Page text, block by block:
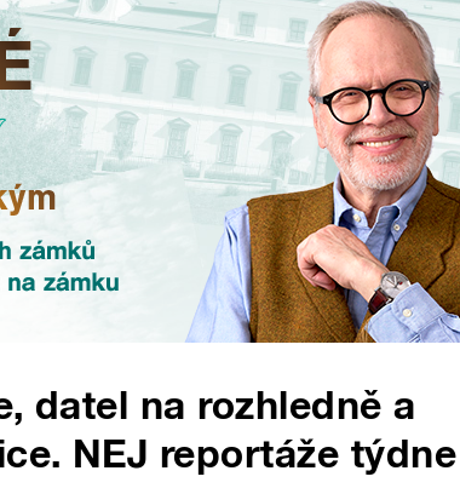
datel na rozhledně a
NEJ reportáže týdne